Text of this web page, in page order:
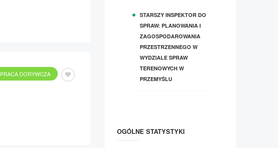
PRACA DORYWCZA
STARSZY INSPEKTOR DO
SPRAW: PLANOWANIA I
ZAGOSPODAROWANIA
PRZESTRZENNEGO W
WYDZIALE SPRAW
TERENOWYCH W
PRZEMYŚLU
OGÓLNE STATYSTYKI